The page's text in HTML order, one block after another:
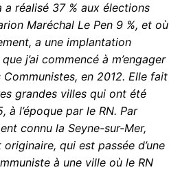
a réalisé 37 % aux élections
Maréchal Le Pen 9 %, et où
a une implantation
j’ai commencé à m’engager
Communistes, en 2012. Elle fait
grandes villes qui ont été
à l’époque par le RN. Par
connu la Seyne-sur-Mer,
originaire, qui est passée d’une
à une ville où le RN